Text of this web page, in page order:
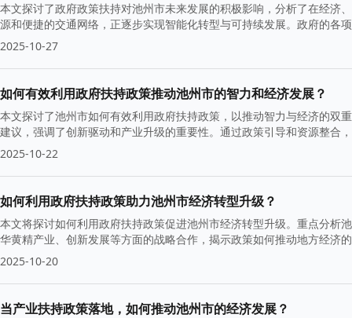
本文探讨了政府政策扶持对池州市未来发展的积极影响，分析了在经济
源和便捷的交通网络，正逐步实现智能化转型与可持续发展。政府的各
2025-10-27
如何有效利用政府扶持政策推动池州市的智力和经济发展？
本文探讨了池州市如何有效利用政府扶持政策，以推动智力与经济的双
建议，强调了创新驱动和产业升级的重要性。通过政策引导和资源整合
2025-10-22
如何利用政府扶持政策助力池州市经济转型升级？
本文将探讨如何利用政府扶持政策促进池州市经济转型升级。重点分析
华黄精产业、创新发展等方面的战略合作，揭示政策如何推动地方经济
2025-10-20
当产业扶持政策落地，如何推动池州市的经济发展？